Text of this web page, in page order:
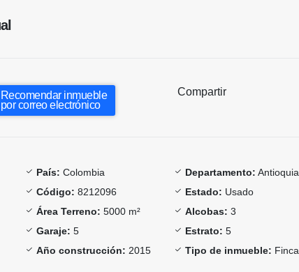
Recomendar inmueble
por correo electrónico
Compartir
País: Colombia Departamento: Antioquia
Código: 8212096 Estado: Usado
Área Terreno: 5000 m² Alcobas: 3
Garaje: 5 Estrato: 5
Año construcción: 2015 Tipo de inmueble: Finca